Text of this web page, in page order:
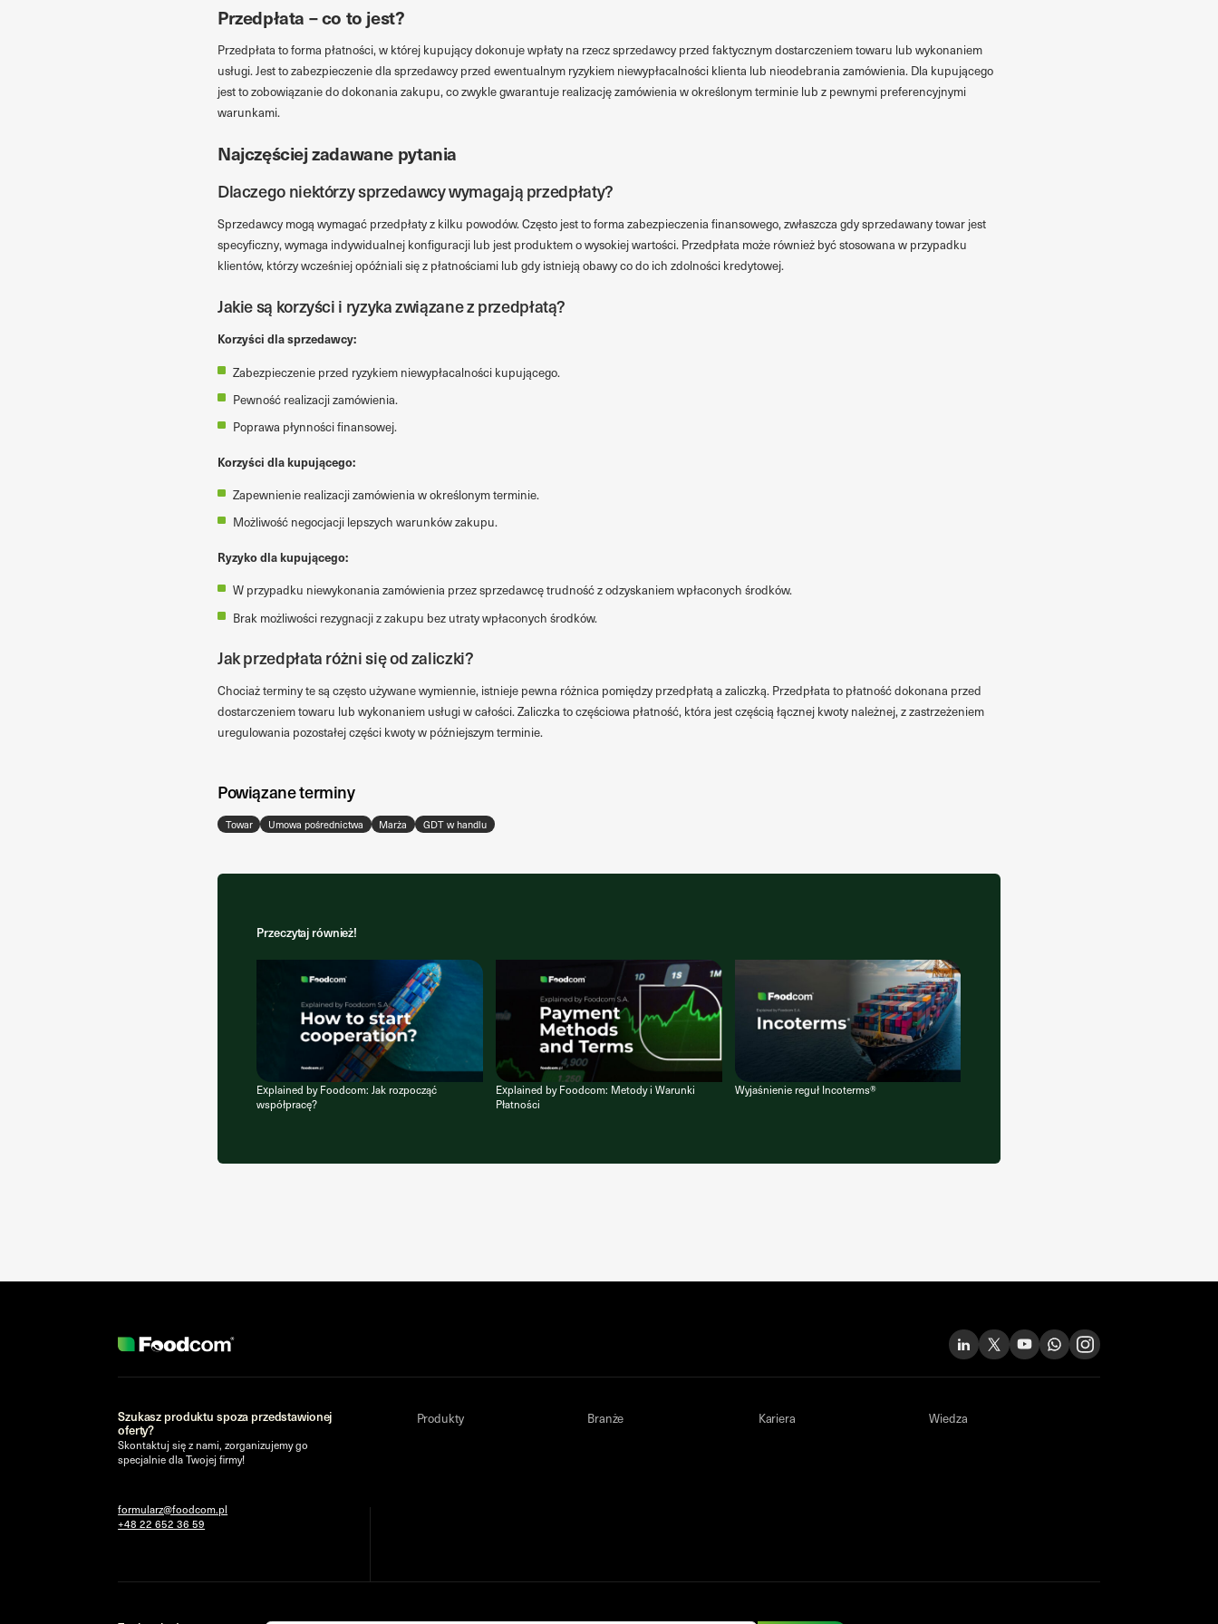
Przedpłata – co to jest?
Przedpłata to forma płatności, w której kupujący dokonuje wpłaty na rzecz sprzedawcy przed faktycznym dostarczeniem towaru lub wykonaniem
usługi. Jest to zabezpieczenie dla sprzedawcy przed ewentualnym ryzykiem niewypłacalności klienta lub nieodebrania zamówienia. Dla kupującego
jest to zobowiązanie do dokonania zakupu, co zwykle gwarantuje realizację zamówienia w określonym terminie lub z pewnymi preferencyjnymi
warunkami.
Najczęściej zadawane pytania
Dlaczego niektórzy sprzedawcy wymagają przedpłaty?
Sprzedawcy mogą wymagać przedpłaty z kilku powodów. Często jest to forma zabezpieczenia finansowego, zwłaszcza gdy sprzedawany towar jest
specyficzny, wymaga indywidualnej konfiguracji lub jest produktem o wysokiej wartości. Przedpłata może również być stosowana w przypadku
klientów, którzy wcześniej opóźniali się z płatnościami lub gdy istnieją obawy co do ich zdolności kredytowej.
Jakie są korzyści i ryzyka związane z przedpłatą?
Korzyści dla sprzedawcy:
Zabezpieczenie przed ryzykiem niewypłacalności kupującego.
Pewność realizacji zamówienia.
Poprawa płynności finansowej.
Korzyści dla kupującego:
Zapewnienie realizacji zamówienia w określonym terminie.
Możliwość negocjacji lepszych warunków zakupu.
Ryzyko dla kupującego:
W przypadku niewykonania zamówienia przez sprzedawcę trudność z odzyskaniem wpłaconych środków.
Brak możliwości rezygnacji z zakupu bez utraty wpłaconych środków.
Jak przedpłata różni się od zaliczki?
Chociaż terminy te są często używane wymiennie, istnieje pewna różnica pomiędzy przedpłatą a zaliczką. Przedpłata to płatność dokonana przed
dostarczeniem towaru lub wykonaniem usługi w całości. Zaliczka to częściowa płatność, która jest częścią łącznej kwoty należnej, z zastrzeżeniem
uregulowania pozostałej części kwoty w późniejszym terminie.
Powiązane terminy
Towar Umowa pośrednictwa Marża GDT w handlu
Przeczytaj również!
Explained by Foodcom: Jak rozpocząć
współpracę?
Explained by Foodcom: Metody i Warunki
Płatności
Wyjaśnienie reguł Incoterms®
Szukasz produktu spoza przedstawionej
oferty?
Skontaktuj się z nami, zorganizujemy go
specjalnie dla Twojej firmy!
formularz@foodcom.pl
+48 22 652 36 59
Produkty Branże Kariera Wiedza